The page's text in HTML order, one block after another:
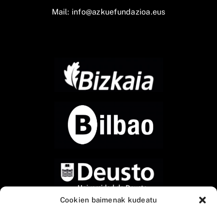
Cookien baimenak kudeatu
Mail: info@azkuefundazioa.eus